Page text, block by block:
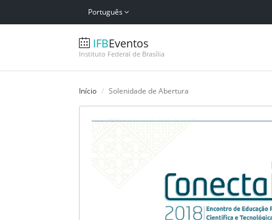
Português
IFBEventos
Instituto Federal de Brasília
Início Solenidade de Abertura